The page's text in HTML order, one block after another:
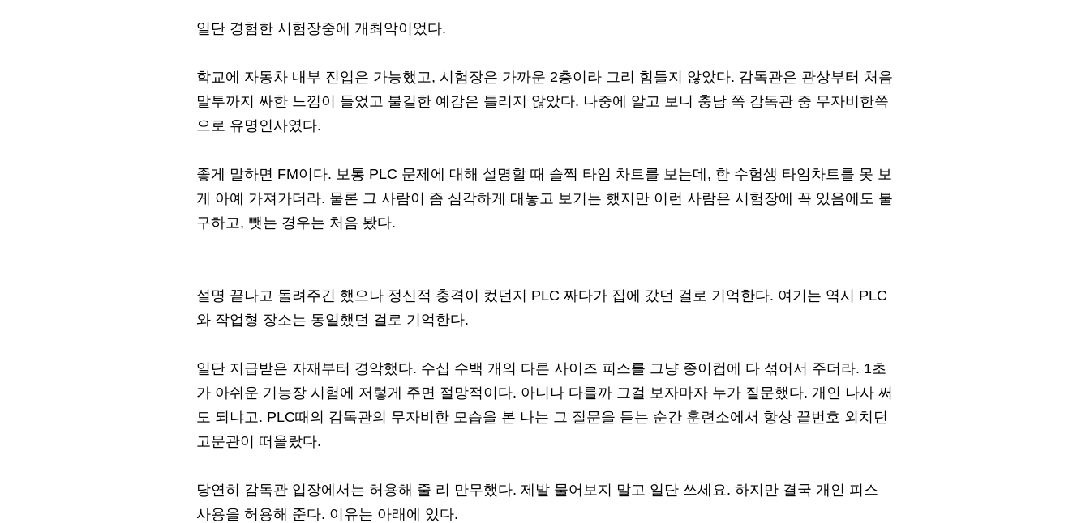
일단 경험한 시험장중에 개최악이었다.
학교에 자동차 내부 진입은 가능했고, 시험장은 가까운 2층이라 그리 힘들지 않았다. 감독관은 관상부터 처음
말투까지 싸한 느낌이 들었고 불길한 예감은 틀리지 않았다. 나중에 알고 보니 충남 쪽 감독관 중 무자비한쪽
으로 유명인사였다.
좋게 말하면 FM이다. 보통 PLC 문제에 대해 설명할 때 슬쩍 타임 차트를 보는데, 한 수험생 타임차트를 못 보
게 아예 가져가더라. 물론 그 사람이 좀 심각하게 대놓고 보기는 했지만 이런 사람은 시험장에 꼭 있음에도 불
구하고, 뺏는 경우는 처음 봤다.
설명 끝나고 돌려주긴 했으나 정신적 충격이 컸던지 PLC 짜다가 집에 갔던 걸로 기억한다. 여기는 역시 PLC
와 작업형 장소는 동일했던 걸로 기억한다.
일단 지급받은 자재부터 경악했다. 수십 수백 개의 다른 사이즈 피스를 그냥 종이컵에 다 섞어서 주더라. 1초
가 아쉬운 기능장 시험에 저렇게 주면 절망적이다. 아니나 다를까 그걸 보자마자 누가 질문했다. 개인 나사 써
도 되냐고. PLC때의 감독관의 무자비한 모습을 본 나는 그 질문을 듣는 순간 훈련소에서 항상 끝번호 외치던
고문관이 떠올랐다.
당연히 감독관 입장에서는 허용해 줄 리 만무했다. 제발 물어보지 말고 일단 쓰세요. 하지만 결국 개인 피스
사용을 허용해 준다. 이유는 아래에 있다.